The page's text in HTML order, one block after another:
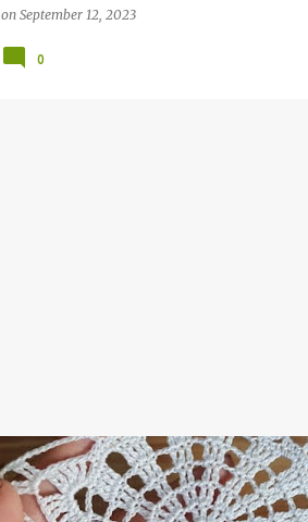
MODEL LOVERS CROCHET HEART
on September 12, 2023
0
ANLATIMLI DANTEL VİDEOLARI CROCHET